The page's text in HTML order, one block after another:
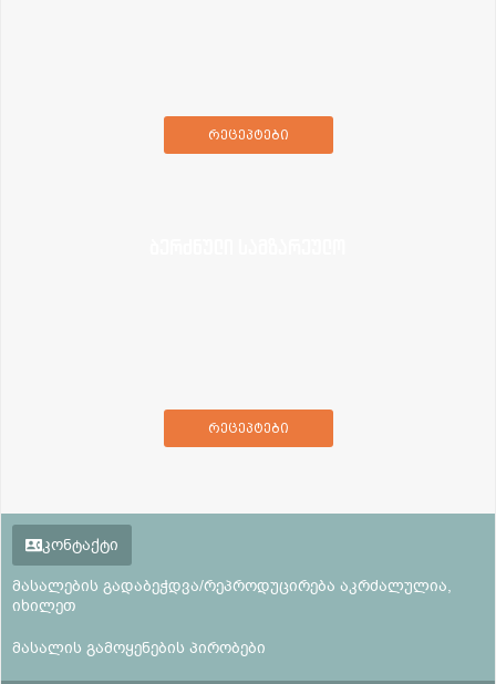
რეცეპტები
რეცეპტები
კონტაქტი
მასალების გადაბეჭდვა/რეპროდუცირება აკრძალულია,
იხილეთ
მასალის გამოყენების პირობები